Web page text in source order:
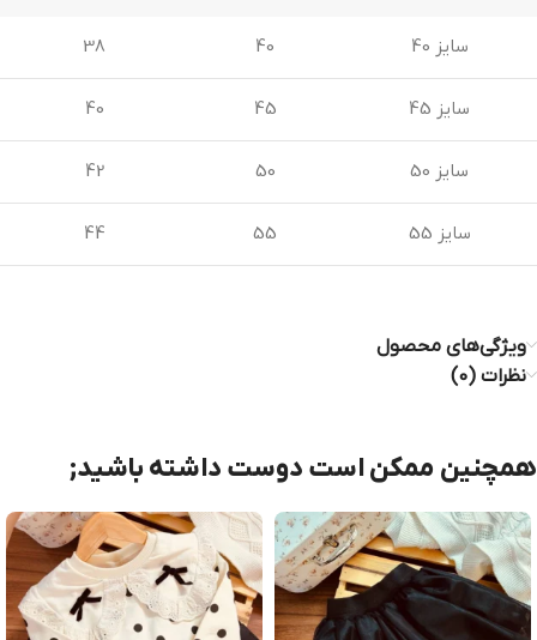
سایز 40 40
38
سایز 45 45
40
سایز 50 50
42
سایز 55 55
44
ویژگی‌های محصول
نظرات (0)
همچنین ممکن است دوست داشته باشید;